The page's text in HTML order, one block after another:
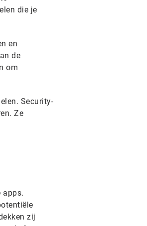
die je
en
de
om
Security-
Ze
apps.
zij